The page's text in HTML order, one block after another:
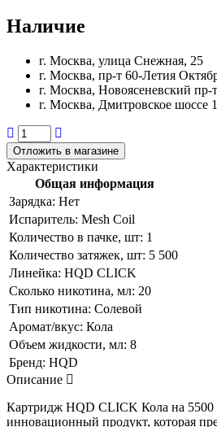
Наличие
г. Москва, улица Снежная, 25
г. Москва, пр-т 60-Летия
г. Москва, Новоясеневский пр-
г. Москва, Дмитровское шоссе
Отложить в магазине
Характеристики
Общая информация
Зарядка: Нет
Испаритель: Mesh Coil
Количество в пачке, шт: 1
Количество затяжек, шт: 5 500
Линейка: HQD CLICK
Сколько никотина, мл: 20
Тип никотина: Солевой
Аромат/вкус: Кола
Объем жидкости, мл: 8
Бренд: HQD
Описание
Картридж HQD CLICK Кола на 5500
инновационный продукт, которая